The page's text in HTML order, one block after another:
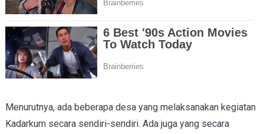
Menurutnya, ada beberapa desa yang melaksanakan kegiatan
Kadarkum secara sendiri-sendiri. Ada juga yang secara